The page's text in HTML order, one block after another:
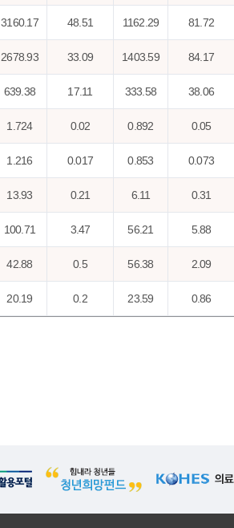
3160.17 48.51 1162.29 81.72
2678.93 33.09 1403.59 84.17
639.38 17.11 333.58 38.06
1.724 0.02 0.892 0.05
1.216 0.017 0.853 0.073
13.93 0.21 6.11 0.31
100.71 3.47 56.21 5.88
42.88 0.5 56.38 2.09
20.19 0.2 23.59 0.86